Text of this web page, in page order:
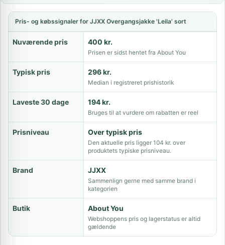
Pris- og købssignaler for JJXX Overgangsjakke 'Leila' sort
Nuværende pris 400 kr.
Prisen er sidst hentet fra About You
Typisk pris 296 kr.
Median i registreret prishistorik
Laveste 30 dage 194 kr.
Bruges til at vurdere om rabatten er reel
Prisniveau Over typisk pris
Den aktuelle pris ligger 104 kr. over
produktets typiske prisniveau.
Brand JJXX
Sammenlign gerne med samme brand i
kategorien
Butik About You
Webshoppens pris og lagerstatus er altid
gældende